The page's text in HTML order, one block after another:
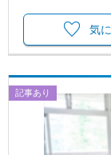
気
記事あり